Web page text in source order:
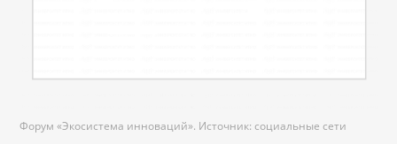
Форум «Экосистема инноваций». Источник: социальные сети